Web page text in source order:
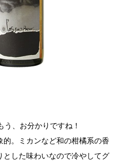
う、お分かりですね！
的。ミカンなど和の柑橘系の香
とした味わいなので冷やしてグ